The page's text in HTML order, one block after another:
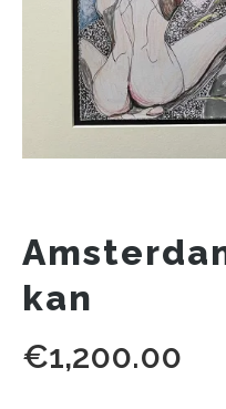
kan
€1,200.00